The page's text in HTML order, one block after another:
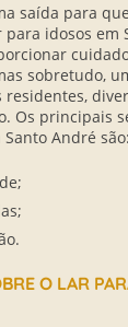
saída para
idosos em
sobretudo,
Os principais
André são:
O LAR